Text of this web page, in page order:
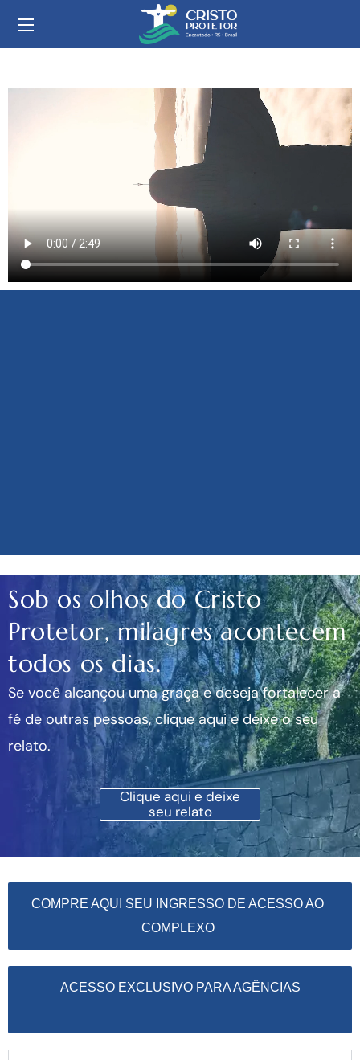
Sob os olhos do Cristo
Protetor, milagres acontecem
todos os dias.
Se você alcançou uma graça e deseja fortalecer a
fé de outras pessoas, clique aqui e deixe o seu
relato.
Clique aqui e deixe
seu relato
COMPRE AQUI SEU INGRESSO DE ACESSO AO
COMPLEXO
ACESSO EXCLUSIVO PARA AGÊNCIAS